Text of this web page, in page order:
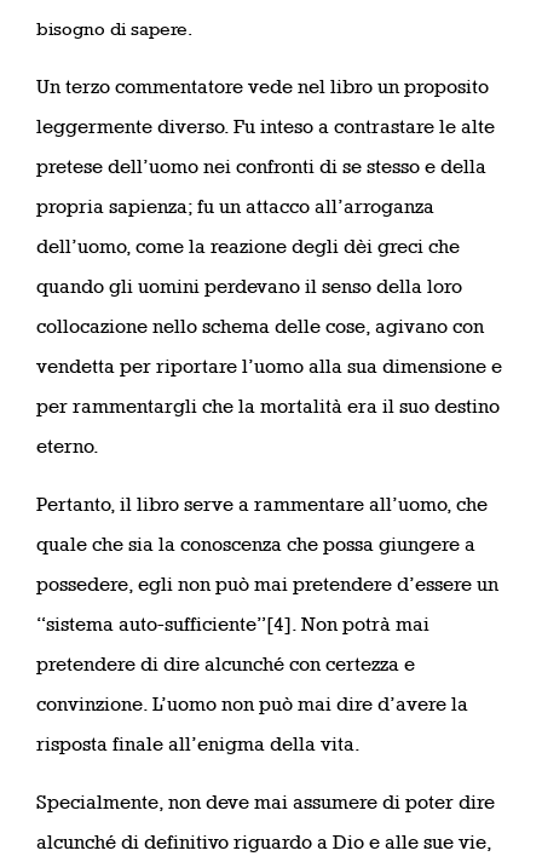
bisogno di sapere.
Un terzo commentatore vede nel libro un proposito
leggermente diverso. Fu inteso a contrastare le alte
pretese dell’uomo nei confronti di se stesso e della
propria sapienza; fu un attacco all’arroganza
dell’uomo, come la reazione degli dèi greci che
quando gli uomini perdevano il senso della loro
collocazione nello schema delle cose, agivano con
vendetta per riportare l’uomo alla sua dimensione e
per rammentargli che la mortalità era il suo destino
eterno.
Pertanto, il libro serve a rammentare all’uomo, che
quale che sia la conoscenza che possa giungere a
possedere, egli non può mai pretendere d’essere un
“sistema auto-sufficiente”[4]. Non potrà mai
pretendere di dire alcunché con certezza e
convinzione. L’uomo non può mai dire d’avere la
risposta finale all’enigma della vita.
Specialmente, non deve mai assumere di poter dire
alcunché di definitivo riguardo a Dio e alle sue vie,